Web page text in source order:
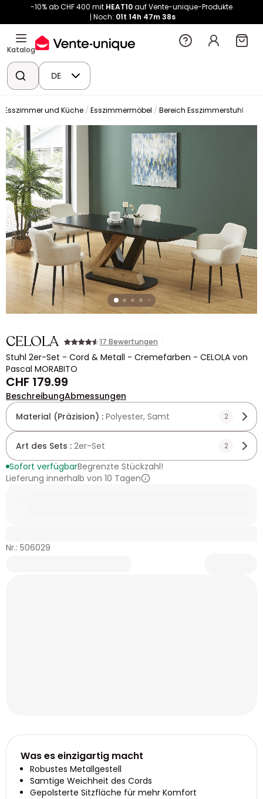
-10% ab CHF 400 mit HEAT10auf Vente-unique-Produkte
Noch: 01t 14h 47m 37s
Katalog
DE
Esszimmer und Küche Esszimmermöbel Bereich Esszimmerstuhl
CELOLA 17 Bewertungen
Stuhl 2er-Set - Cord & Metall - Cremefarben - CELOLA von
Pascal MORABITO
CHF 179.99
BeschreibungAbmessungen
Material (Präzision) : Polyester, Samt 2
Art des Sets : 2er-Set 2
Sofort verfügbarBegrenzte Stückzahl!
Lieferung innerhalb von 10 Tagen
Nr.: 506029
Was es einzigartig macht
Robustes Metallgestell
Samtige Weichheit des Cords
Gepolsterte Sitzfläche für mehr Komfort